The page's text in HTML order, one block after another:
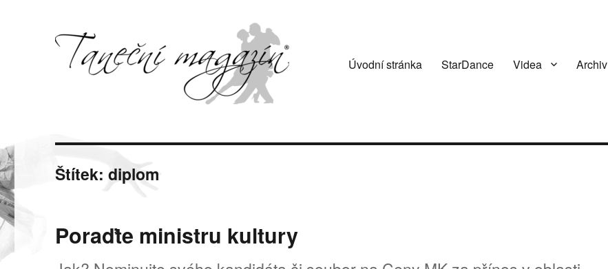
Úvodní stránka StarDance Videa Archiv
Štítek:diplom
Poraďte ministru kultury